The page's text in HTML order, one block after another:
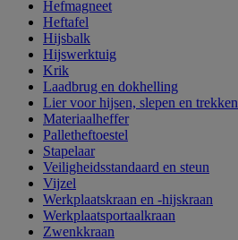
Hefmagneet
Heftafel
Hijsbalk
Hijswerktuig
Krik
Laadbrug en dokhelling
Lier voor hijsen, slepen en trekken
Materiaalheffer
Palletheftoestel
Stapelaar
Veiligheidsstandaard en steun
Vijzel
Werkplaatskraan en -hijskraan
Werkplaatsportaalkraan
Zwenkkraan